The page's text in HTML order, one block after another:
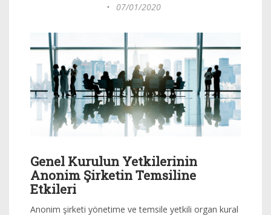
•
07/01/2020
Genel Kurulun Yetkilerinin
Anonim Şirketin Temsiline
Etkileri
Anonim şirketi yönetime ve temsile yetkili organ kural